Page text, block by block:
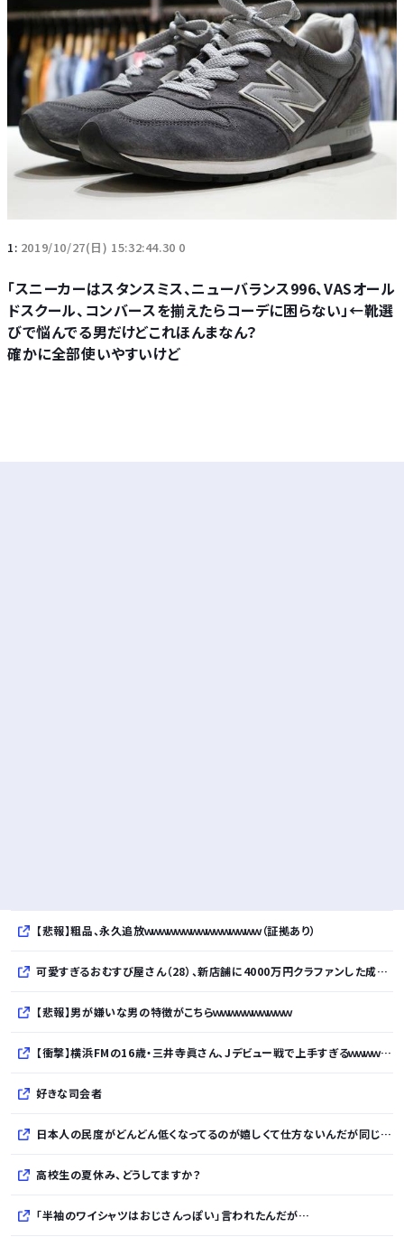
1: 2019/10/27(日) 15:32:44.30 0
「スニーカーはスタンスミス、ニューバランス996、VASオール
ドスクール、コンバースを揃えたらコーデに困らない」←靴選
びで悩んでる男だけどこれほんまなん？
確かに全部使いやすいけど
【悲報】粗品、永久追放ｗｗｗｗｗｗｗｗｗｗｗｗｗｗｗ（証拠あり）
可愛すぎるおむすび屋さん（28）、新店舗に4000万円クラファンした成功した結果弱男集団から叩かれてしまうｗｗｗｗ
【悲報】男が嫌いな男の特徴がこちらｗｗｗｗｗｗｗｗｗｗ
【衝撃】横浜FMの16歳・三井寺眞さん、Jデビュー戦で上手すぎるｗｗｗｗｗｗｗｗｗｗ
好きな司会者
日本人の民度がどんどん低くなってるのが嬉しくて仕方ないんだが同じような奴おるか？
高校生の夏休み、どうしてますか？
「半袖のワイシャツはおじさんっぽい」言われたんだが…